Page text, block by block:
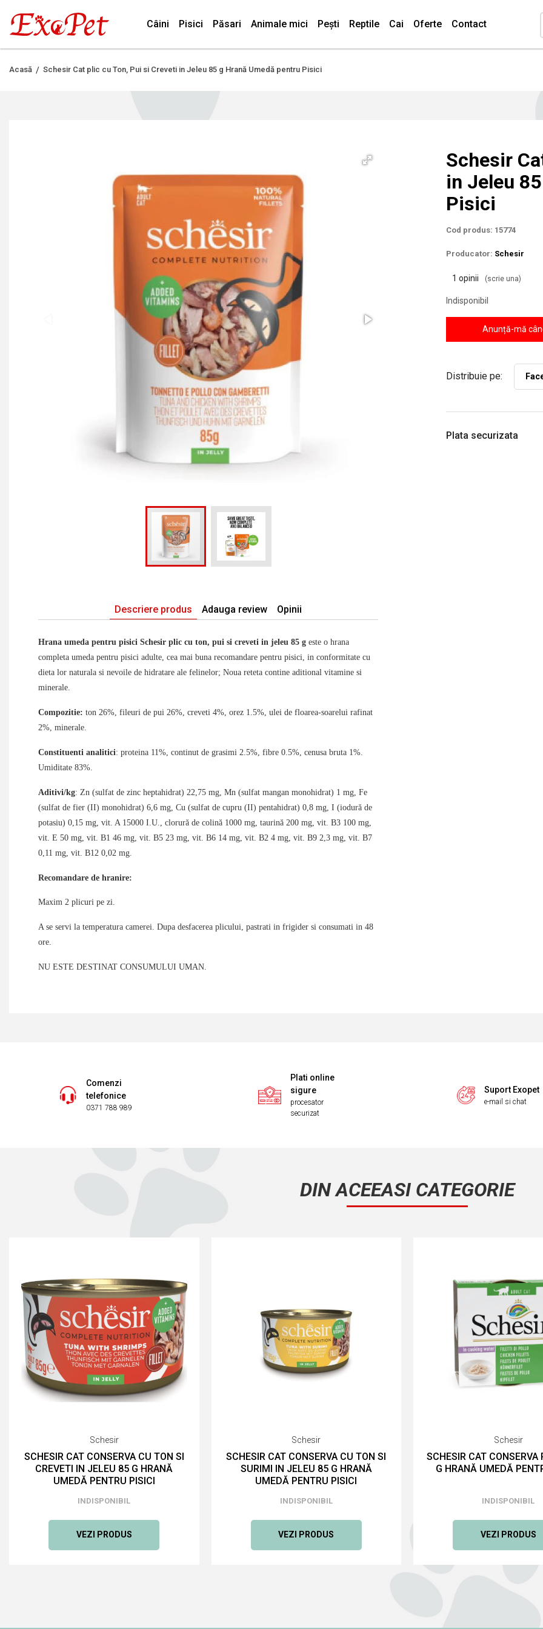
Câini Pisici Păsari Animale mici Pești Reptile Cai Oferte Contact
Acasă Schesir Cat plic cu Ton, Pui si Creveti in Jeleu 85 g Hrană Umedă pentru Pisici
Descriere produs Adauga review Opinii
Hrana umeda pentru pisici Schesir plic cu ton, pui si creveti in jeleu 85 g este o hrana
completa umeda pentru pisici adulte, cea mai buna recomandare pentru pisici, in conformitate cu
dieta lor naturala si nevoile de hidratare ale felinelor; Noua reteta contine aditional vitamine si
minerale.
Compozitie: ton 26%, fileuri de pui 26%, creveti 4%, orez 1.5%, ulei de floarea-soarelui rafinat
2%, minerale.
Constituenti analitici: proteina 11%, continut de grasimi 2.5%, fibre 0.5%, cenusa bruta 1%.
Umiditate 83%.
Aditivi/kg: Zn (sulfat de zinc heptahidrat) 22,75 mg, Mn (sulfat mangan monohidrat) 1 mg, Fe
(sulfat de fier (II) monohidrat) 6,6 mg, Cu (sulfat de cupru (II) pentahidrat) 0,8 mg, I (iodură de
potasiu) 0,15 mg, vit. A 15000 I.U., clorură de colină 1000 mg, taurină 200 mg, vit. B3 100 mg,
vit. E 50 mg, vit. B1 46 mg, vit. B5 23 mg, vit. B6 14 mg, vit. B2 4 mg, vit. B9 2,3 mg, vit. B7
0,11 mg, vit. B12 0,02 mg.
Recomandare de hranire:
Maxim 2 plicuri pe zi.
A se servi la temperatura camerei. Dupa desfacerea plicului, pastrati in frigider si consumati in 48
ore.
NU ESTE DESTINAT CONSUMULUI UMAN.
Schesir
in Jeleu
Pisici
Cod produs: 15774
Producator: Schesir
1 opinii (scrie una)
Indisponibil
Anunță-mă
Distribuie pe:
Plata securizata
Comenzi
telefonice
0371 788 989
Plati online
sigure
procesator
securizat
Suport Exopet
e-mail si chat
DIN ACEEASI CATEGORIE
Schesir
SCHESIR CAT CONSERVA CU TON SI
CREVETI IN JELEU 85 G HRANĂ
UMEDĂ PENTRU PISICI
INDISPONIBIL
VEZI PRODUS
Schesir
SCHESIR CAT CONSERVA CU TON SI
SURIMI IN JELEU 85 G HRANĂ
UMEDĂ PENTRU PISICI
INDISPONIBIL
VEZI PRODUS
Schesir
SCHESIR CAT CONSERVA
G HRANĂ UMEDĂ
INDISPONIBIL
VEZI PRODUS